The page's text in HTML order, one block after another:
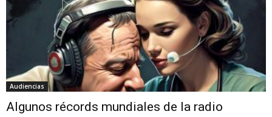
Audiencias
Algunos récords mundiales de la radio